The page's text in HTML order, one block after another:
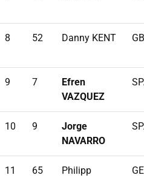
8 52 Danny KENT
9 7
Efren
VAZQUEZ
10 9
Jorge
NAVARRO
11 65
Philipp